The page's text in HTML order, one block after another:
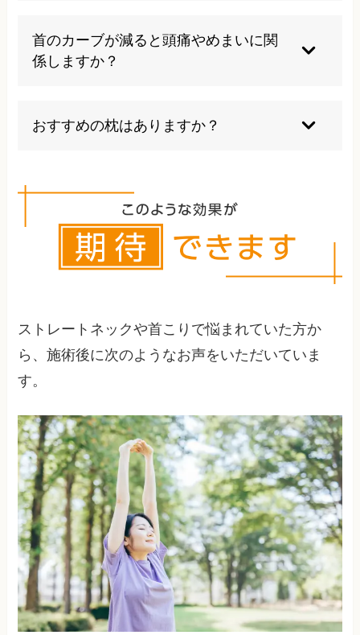
に余計な緊張が入る方もいます。大切なのは首だ
けを意識することではなく、骨盤、背骨、頭の位
置を含めて自然に支えられる姿勢をつくることで
首のカーブが減ると頭痛やめまいに関
係しますか？
れ、ふらつき感を訴えることがあります。ただ
し、強いめまい、吐き気、ろれつが回らない、手
おすすめの枕はありますか？
えるのではなく、寝返りがしやすく、朝起きたと
きに首や肩がつらくなりにくい高さが大切です。
当院では、玄関マットやバスタオルを使った調整
方法をお伝えすることがあります。
ストレートネックや首こりで悩まれていた方か
ら、施術後に次のようなお声をいただいていま
す。